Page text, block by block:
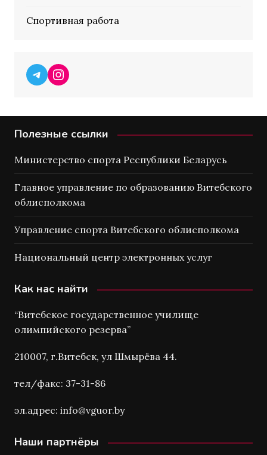
Спортивная работа
Telegram
Instagram
Полезные ссылки
Министерство спорта Республики Беларусь
Главное управление по образованию Витебского
облисполкома
Управление спорта Витебского облисполкома
Национальный центр электронных услуг
Как нас найти
“Витебское государственное училище
олимпийского резерва”
210007, г.Витебск, ул Шмырёва 44.
тел/факс: 37-31-86
эл.адрес: info@vguor.by
Наши партнёры